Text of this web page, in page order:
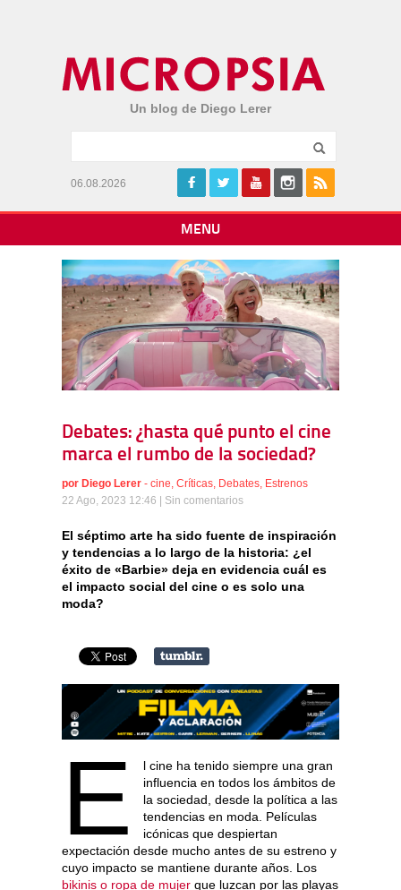
Un blog de Diego Lerer
06.08.2026
MENU
Debates: ¿hasta qué punto el cine
marca el rumbo de la sociedad?
por Diego Lerer - cine Críticas Debates Estrenos
22 Ago, 2023 12:46 | Sin comentarios
El séptimo arte ha sido fuente de inspiración
y tendencias a lo largo de la historia: ¿el
éxito de «Barbie» deja en evidencia cuál es
el impacto social del cine o es solo una
moda?
E
l cine ha tenido siempre una gran
influencia en todos los ámbitos de
la sociedad, desde la política a las
tendencias en moda. Películas
icónicas que despiertan
expectación desde mucho antes de su estreno y
cuyo impacto se mantiene durante años. Los
bikinis o ropa de mujer que luzcan por las playas